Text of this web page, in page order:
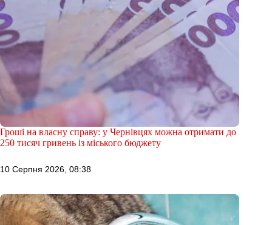
Гроші на власну справу: у Чернівцях можна отримати до
250 тисяч гривень із міського бюджету
10 Серпня 2026, 08:38